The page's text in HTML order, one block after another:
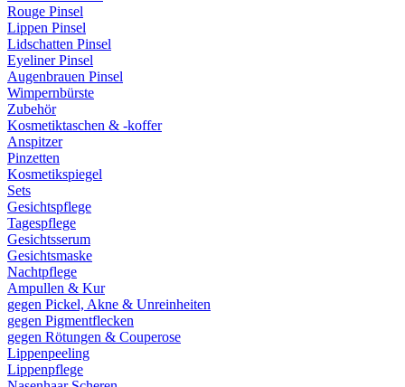
Rouge Pinsel
Lippen Pinsel
Lidschatten Pinsel
Eyeliner Pinsel
Augenbrauen Pinsel
Wimpernbürste
Zubehör
Kosmetiktaschen & -koffer
Anspitzer
Pinzetten
Kosmetikspiegel
Sets
Gesichtspflege
Tagespflege
Gesichtsserum
Gesichtsmaske
Nachtpflege
Ampullen & Kur
gegen Pickel, Akne & Unreinheiten
gegen Pigmentflecken
gegen Rötungen & Couperose
Lippenpeeling
Lippenpflege